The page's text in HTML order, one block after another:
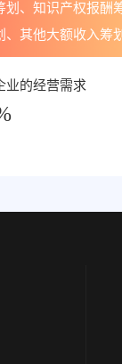
、知识产权报酬
其他大额收入筹划
业的经营需求